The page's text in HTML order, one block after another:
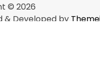
© 2026
& Developed by